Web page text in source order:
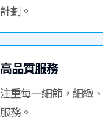
計劃。
高品質服務
注重每一細節，細緻
服務。